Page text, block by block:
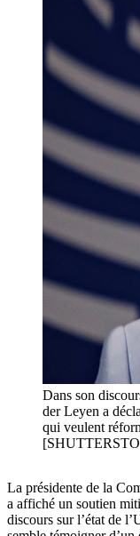
Dans son
der Leyen a
qui veulent
La présidente de la
a affiché un soutien
discours sur l’état de